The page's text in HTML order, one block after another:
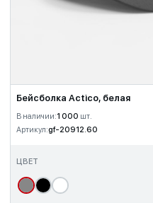
Бейсболка Actico, белая
В наличии:1 000 шт.
Артикул:gf-20912.60
ЦВЕТ